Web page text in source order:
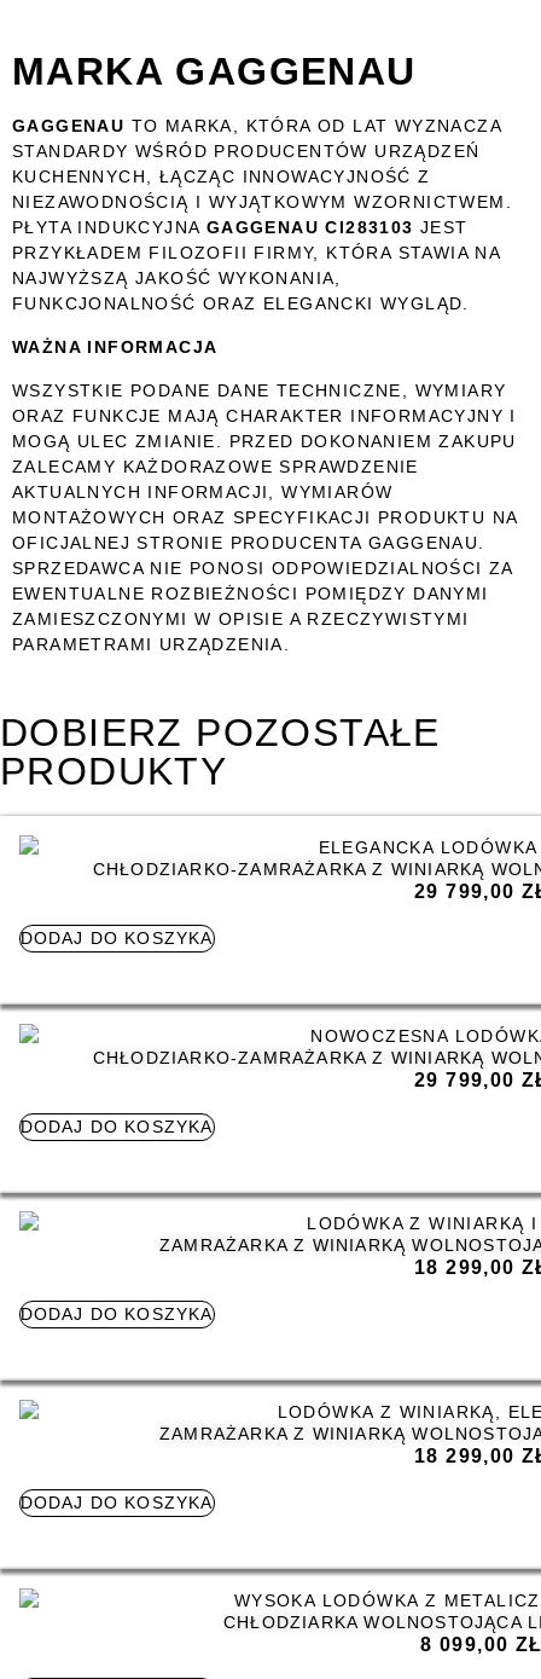
MARKA GAGGENAU
GAGGENAU TO MARKA, KTÓRA OD LAT WYZNACZA
STANDARDY WŚRÓD PRODUCENTÓW URZĄDZEŃ
KUCHENNYCH, ŁĄCZĄC INNOWACYJNOŚĆ Z
NIEZAWODNOŚCIĄ I WYJĄTKOWYM WZORNICTWEM.
PŁYTA INDUKCYJNA GAGGENAU CI283103 JEST
PRZYKŁADEM FILOZOFII FIRMY, KTÓRA STAWIA NA
NAJWYŻSZĄ JAKOŚĆ WYKONANIA,
FUNKCJONALNOŚĆ ORAZ ELEGANCKI WYGLĄD.
WAŻNA INFORMACJA
WSZYSTKIE PODANE DANE TECHNICZNE, WYMIARY
ORAZ FUNKCJE MAJĄ CHARAKTER INFORMACYJNY I
MOGĄ ULEC ZMIANIE. PRZED DOKONANIEM ZAKUPU
ZALECAMY KAŻDORAZOWE SPRAWDZENIE
AKTUALNYCH INFORMACJI, WYMIARÓW
MONTAŻOWYCH ORAZ SPECYFIKACJI PRODUKTU NA
OFICJALNEJ STRONIE PRODUCENTA GAGGENAU
SPRZEDAWCA NIE PONOSI ODPOWIEDZIALNOŚCI ZA
EWENTUALNE ROZBIEŻNOŚCI POMIĘDZY DANYMI
ZAMIESZCZONYMI W OPISIE A RZECZYWISTYMI
PARAMETRAMI URZĄDZENIA.
DOBIERZ POZOSTAŁE
PRODUKTY
CHŁODZIARKO-ZAMRAŻARKA Z WINIARKĄ
29 799,00
DODAJ DO KOSZYKA
CHŁODZIARKO-ZAMRAŻARKA Z WINIARKĄ
29 799,00
DODAJ DO KOSZYKA
ZAMRAŻARKA Z WINIARKĄ
18 299,00
DODAJ DO KOSZYKA
ZAMRAŻARKA Z WINIARKĄ
18 299,00
DODAJ DO KOSZYKA
CHŁODZIARKA WOLNOSTOJĄCA
8 099,00